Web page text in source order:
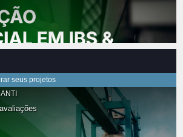
seus projetos